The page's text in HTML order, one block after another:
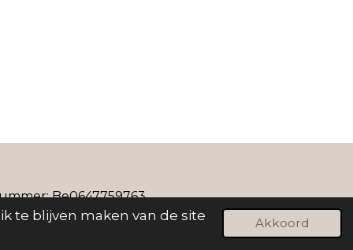
te blijven maken van de site
Akkoord